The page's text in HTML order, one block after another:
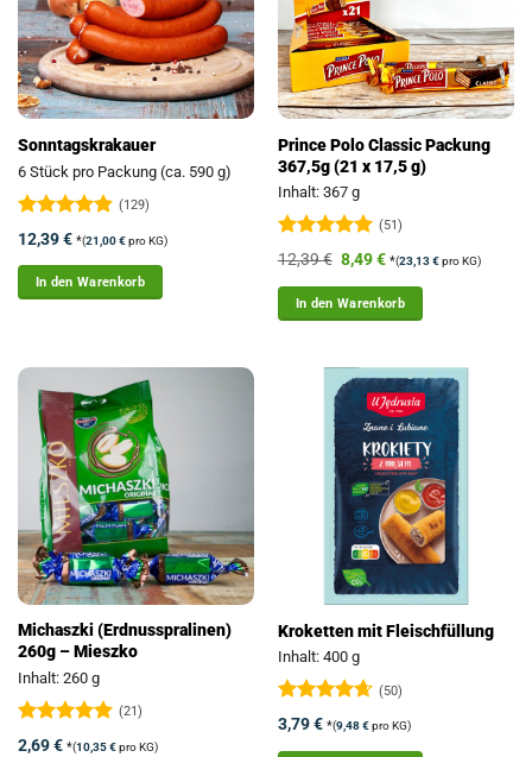
Sonntagskrakauer
6 Stück pro Packung (ca. 590 g)
Bewertet
mit4.88
von 5
(129)
12,39€ *(21,00€pro KG)
In den Warenkorb
Prince Polo Classic Packung
367,5g (21 x 17,5 g)
Inhalt: 367 g
Bewertet
mit 5 von
5
(51)
12,39€ Ursprünglicher
war:
12,39 €
8,49€Aktueller
ist:
8,49 €.
*(23,13€pro KG)
In den Warenkorb
Michaszki (Erdnusspralinen)
260g – Mieszko
Inhalt: 260 g
Bewertet
(21)
2,69€ *(10,35€pro KG)
Kroketten mit Fleischfüllung
Inhalt: 400 g
Bewertet
mit 4.64
(50)
3,79€ *(9,48€pro KG)